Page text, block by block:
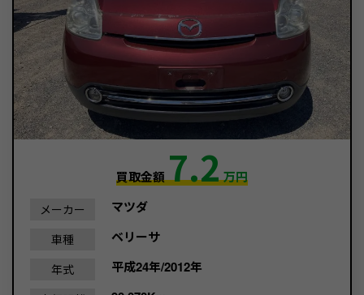
買取金額7.2万円
メーカー マツダ
車種 ベリーサ
年式 平成24年/2012年